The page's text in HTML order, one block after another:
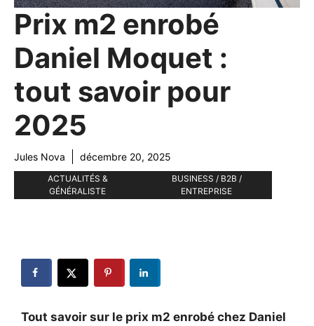
Prix m2 enrobé
Daniel Moquet :
tout savoir pour
2025
Jules Nova décembre 20, 2025
ACTUALITÉS &
GÉNÉRALISTE
BUSINESS / B2B /
ENTREPRISE
Tout savoir sur le prix m2 enrobé chez Daniel